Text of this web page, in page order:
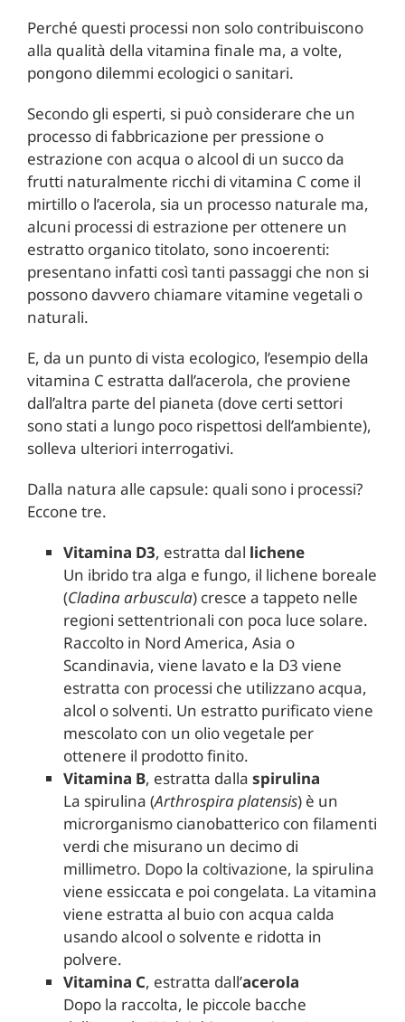
Perché questi processi non solo contribuiscono
alla qualità della vitamina finale ma, a volte,
pongono dilemmi ecologici o sanitari.
Secondo gli esperti, si può considerare che un
processo di fabbricazione per pressione o
estrazione con acqua o alcool di un succo da
frutti naturalmente ricchi di vitamina C come il
mirtillo o l’acerola, sia un processo naturale ma,
alcuni processi di estrazione per ottenere un
estratto organico titolato, sono incoerenti:
presentano infatti così tanti passaggi che non si
possono davvero chiamare vitamine vegetali o
naturali.
E, da un punto di vista ecologico, l’esempio della
vitamina C estratta dall’acerola, che proviene
dall’altra parte del pianeta (dove certi settori
sono stati a lungo poco rispettosi dell’ambiente),
solleva ulteriori interrogativi.
Dalla natura alle capsule: quali sono i processi?
Eccone tre.
Vitamina D3, estratta dal lichene
Un ibrido tra alga e fungo, il lichene boreale
(Cladina arbuscula) cresce a tappeto nelle
regioni settentrionali con poca luce solare.
Raccolto in Nord America, Asia o
Scandinavia, viene lavato e la D3 viene
estratta con processi che utilizzano acqua,
alcol o solventi. Un estratto purificato viene
mescolato con un olio vegetale per
ottenere il prodotto finito.
Vitamina B, estratta dalla spirulina
La spirulina (Arthrospira platensis) è un
microrganismo cianobatterico con filamenti
verdi che misurano un decimo di
millimetro. Dopo la coltivazione, la spirulina
viene essiccata e poi congelata. La vitamina
viene estratta al buio con acqua calda
usando alcool o solvente e ridotta in
polvere.
Vitamina C, estratta dall’acerola
Dopo la raccolta, le piccole bacche